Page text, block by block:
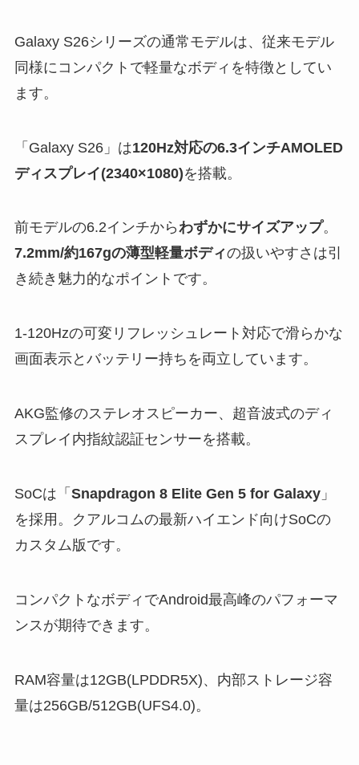
Galaxy S26シリーズの通常モデルは、従来モデル
同様にコンパクトで軽量なボディを特徴としてい
ます。
「Galaxy S26」は120Hz対応の6.3インチAMOLED
ディスプレイ(2340×1080)を搭載。
前モデルの6.2インチからわずかにサイズアップ。
7.2mm/約167gの薄型軽量ボディの扱いやすさは引
き続き魅力的なポイントです。
1-120Hzの可変リフレッシュレート対応で滑らかな
画面表示とバッテリー持ちを両立しています。
AKG監修のステレオスピーカー、超音波式のディ
スプレイ内指紋認証センサーを搭載。
SoCは「 Snapdragon 8 Elite Gen 5 for Galaxy」
を採用。クアルコムの最新ハイエンド向けSoCの
カスタム版です。
コンパクトなボディでAndroid最高峰のパフォーマ
ンスが期待できます。
RAM容量は12GB(LPDDR5X)、内部ストレージ容
量は256GB/512GB(UFS4.0)。